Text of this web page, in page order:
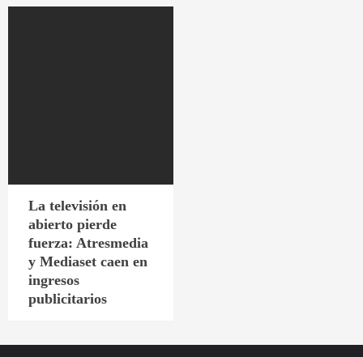
La televisión en
abierto pierde
fuerza: Atresmedia
y Mediaset caen en
ingresos
publicitarios